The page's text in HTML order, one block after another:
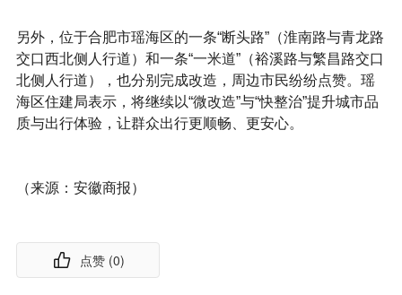
另外，位于合肥市瑶海区的一条“断头路”（淮南路与青龙路
交口西北侧人行道）和一条“一米道”（裕溪路与繁昌路交口
北侧人行道），也分别完成改造，周边市民纷纷点赞。瑶
海区住建局表示，将继续以“微改造”与“快整治”提升城市品
质与出行体验，让群众出行更顺畅、更安心。
（来源：安徽商报）
点赞 (0)